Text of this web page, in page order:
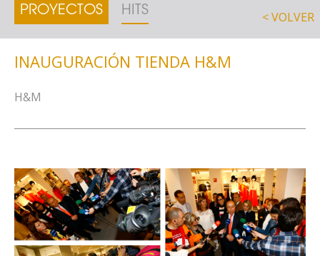
PROYECTOS HITS < VOLVER
INAUGURACIÓN TIENDA H&M
H&M